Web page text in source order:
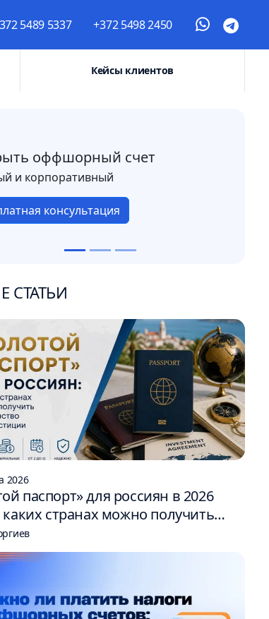
5489 5337 +372 5498 2450
Кейсы клиентов
оффшорный счет
и корпоративный
консультация
СТАТЬИ
2026
паспорт» для россиян в 2026
каких странах можно получить
за инвестиции